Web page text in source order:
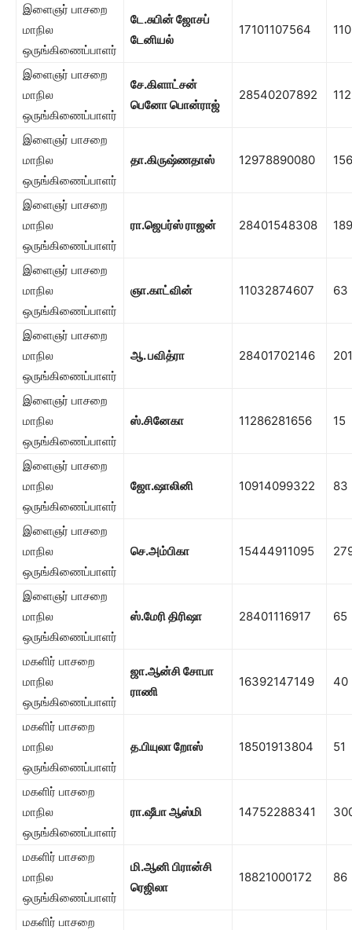
இளைஞர் பாசறை
மாநில
ஒருங்கிணைப்பாளர்
டே.சுபின் ஜோசப்
டேனியல்
17101107564 110
இளைஞர் பாசறை
மாநில
ஒருங்கிணைப்பாளர்
சே.கிளாட்சன்
பெனோ பொன்ராஜ்
28540207892 112
இளைஞர் பாசறை
மாநில
ஒருங்கிணைப்பாளர்
தா.கிருஷ்ணதாஸ் 12978890080 156
இளைஞர் பாசறை
மாநில
ஒருங்கிணைப்பாளர்
ரா.ஜெபர்ஸ் ராஜன் 28401548308 189
இளைஞர் பாசறை
மாநில
ஒருங்கிணைப்பாளர்
ஞா.காட்வின் 11032874607 63
இளைஞர் பாசறை
மாநில
ஒருங்கிணைப்பாளர்
ஆ. பவித்ரா 28401702146 201
இளைஞர் பாசறை
மாநில
ஒருங்கிணைப்பாளர்
ஸ்.சினேகா 11286281656 15
இளைஞர் பாசறை
மாநில
ஒருங்கிணைப்பாளர்
ஜோ.ஷாலினி 10914099322 83
இளைஞர் பாசறை
மாநில
ஒருங்கிணைப்பாளர்
செ.அம்பிகா 15444911095
இளைஞர் பாசறை
மாநில
ஒருங்கிணைப்பாளர்
ஸ்.மேரி திரிஷா 28401116917 65
மகளிர் பாசறை
மாநில
ஒருங்கிணைப்பாளர்
ஜா.ஆன்சிசோபா
ராணி
16392147149 40
மகளிர் பாசறை
மாநில
ஒருங்கிணைப்பாளர்
த.பியுலாறோஸ் 18501913804 51
மகளிர் பாசறை
மாநில
ஒருங்கிணைப்பாளர்
ரா.ஷீபா ஆஸ்மி 14752288341
மகளிர் பாசறை
மாநில
ஒருங்கிணைப்பாளர்
மி.ஆனி பிரான்சி
ரெஜிலா
18821000172 86
மகளிர் பாசறை